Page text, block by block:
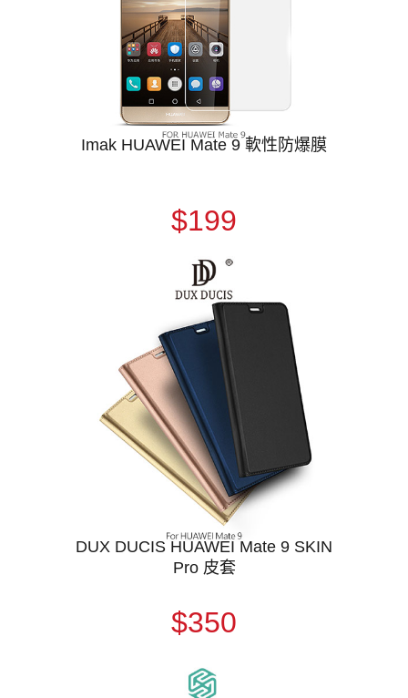
Imak HUAWEI Mate 9 軟性防爆膜
$199
DUX DUCIS HUAWEI Mate 9 SKIN
Pro 皮套
$350